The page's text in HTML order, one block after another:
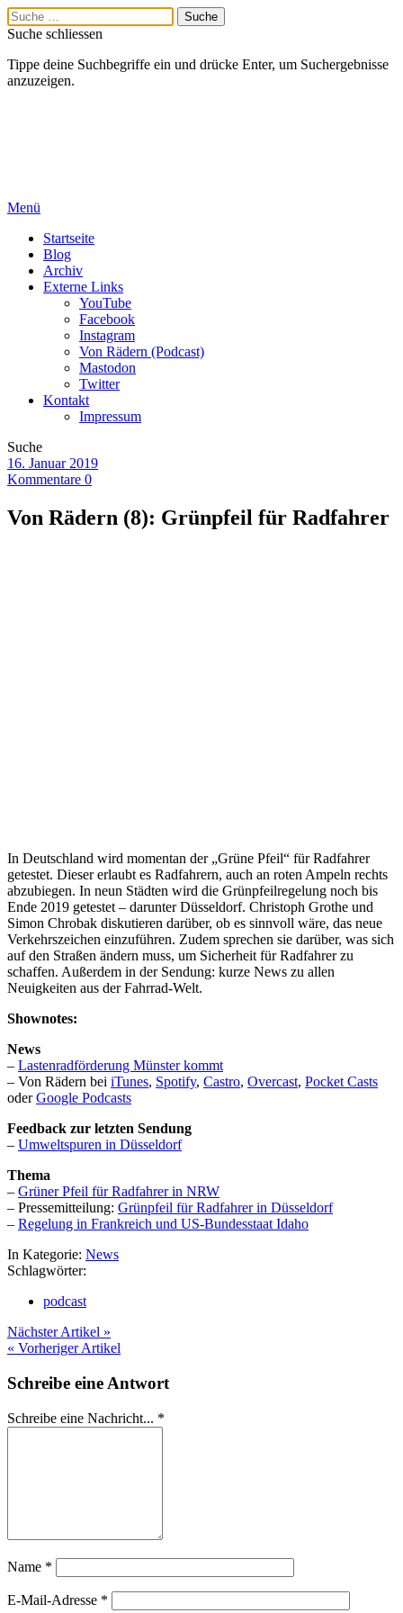
Suche schliessen
Tippe deine Suchbegriffe ein und drücke Enter, um Suchergebnisse
anzuzeigen.
Menü
Startseite
Blog
Archiv
Externe Links
YouTube
Facebook
Instagram
Von Rädern (Podcast)
Mastodon
Twitter
Kontakt
Impressum
Suche
16. Januar 2019
Kommentare 0
Von Rädern (8): Grünpfeil für Radfahrer
In Deutschland wird momentan der „Grüne Pfeil“ für Radfahrer
getestet. Dieser erlaubt es Radfahrern, auch an roten Ampeln rechts
abzubiegen. In neun Städten wird die Grünpfeilregelung noch bis
Ende 2019 getestet – darunter Düsseldorf. Christoph Grothe und
Simon Chrobak diskutieren darüber, ob es sinnvoll wäre, das neue
Verkehrszeichen einzuführen. Zudem sprechen sie darüber, was sich
auf den Straßen ändern muss, um Sicherheit für Radfahrer zu
schaffen. Außerdem in der Sendung: kurze News zu allen
Neuigkeiten aus der Fahrrad-Welt.
Shownotes:
News
– Lastenradförderung Münster kommt
– Von Rädern bei iTunes, Spotify, Castro, Overcast, Pocket Casts
oderGoogle Podcasts
Feedback zur letzten Sendung
– Umweltspuren in Düsseldorf
Thema
– Grüner Pfeil für Radfahrer in NRW
– Pressemitteilung: Grünpfeil für Radfahrer in Düsseldorf
– Regelung in Frankreich und US-Bundesstaat Idaho
In Kategorie: News
Schlagwörter:
podcast
Nächster Artikel »
« Vorheriger Artikel
Schreibe eine Antwort
Schreibe eine Nachricht... *
Name *
E-Mail-Adresse *